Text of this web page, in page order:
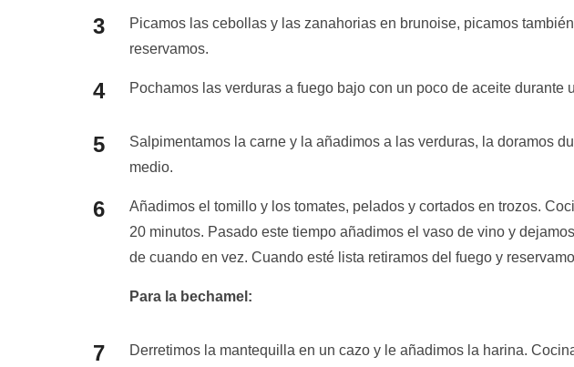
Picamos las cebollas y las zanahorias en brunoise, picamos
reservamos.
Pochamos las verduras a fuego bajo con un poco de aceite durante
Salpimentamos la carne y la añadimos a las verduras, la doramos
medio.
Añadimos el tomillo y los tomates, pelados y cortados en trozos.
20 minutos. Pasado este tiempo añadimos el vaso de vino y
de cuando en vez. Cuando esté lista retiramos del fuego y
Para la bechamel:
Derretimos la mantequilla en un cazo y le añadimos la harina.